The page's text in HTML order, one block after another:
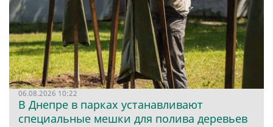
06.08.2026 10:22
В Днепре в парках устанавливают
специальные мешки для полива деревьев